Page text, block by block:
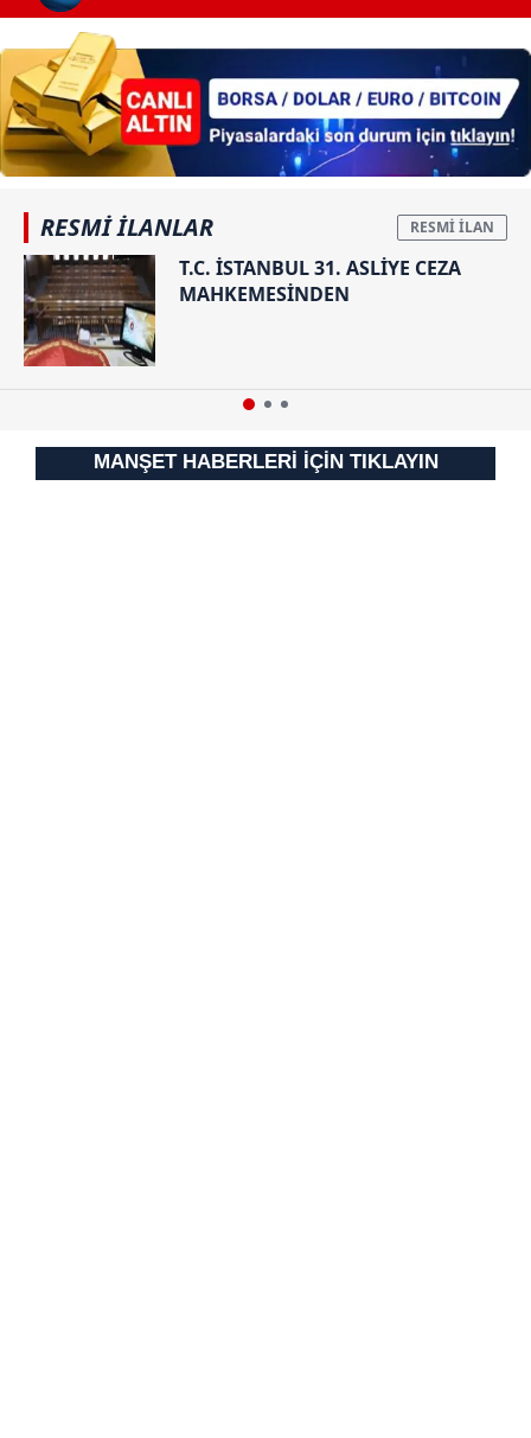
RESMİ İLANLAR
T.C. İSTANBUL 31. ASLİYE CEZA
MAHKEMESİNDEN
MANŞET HABERLERİ İÇİN TIKLAYIN